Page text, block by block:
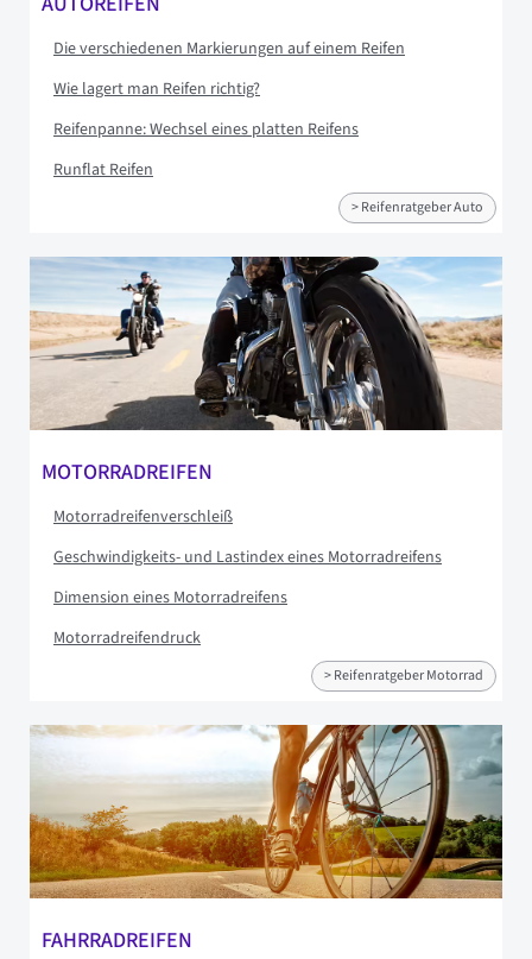
Die verschiedenen Markierungen auf einem Reifen
Wie lagert man Reifen richtig?
Reifenpanne: Wechsel eines platten Reifens
Runflat Reifen
> Reifenratgeber Auto
MOTORRADREIFEN
Motorradreifenverschleiß
Geschwindigkeits- und Lastindex eines Motorradreifens
Dimension eines Motorradreifens
Motorradreifendruck
> Reifenratgeber Motorrad
FAHRRADREIFEN